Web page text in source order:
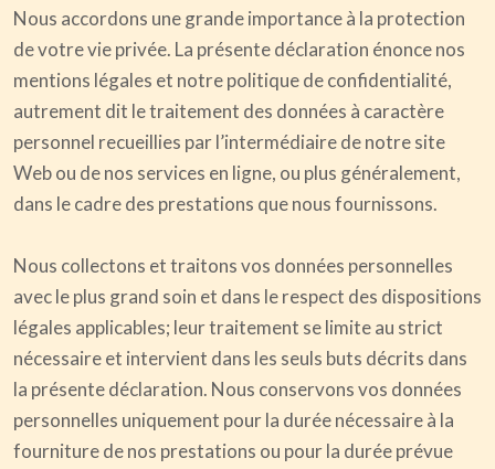
Nous accordons une grande importance à la protection
de votre vie privée. La présente déclaration énonce nos
mentions légales et notre politique de confidentialité,
autrement dit le traitement des données à caractère
personnel recueillies par l’intermédiaire de notre site
Web ou de nos services en ligne, ou plus généralement,
dans le cadre des prestations que nous fournissons.
Nous collectons et traitons vos données personnelles
avec le plus grand soin et dans le respect des dispositions
légales applicables; leur traitement se limite au strict
nécessaire et intervient dans les seuls buts décrits dans
la présente déclaration. Nous conservons vos données
personnelles uniquement pour la durée nécessaire à la
fourniture de nos prestations ou pour la durée prévue